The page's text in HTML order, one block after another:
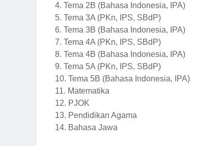
4. Tema 2B (Bahasa Indonesia, IPA)
5. Tema 3A (PKn, IPS, SBdP)
6. Tema 3B (Bahasa Indonesia, IPA)
7. Tema 4A (PKn, IPS, SBdP)
8. Tema 4B (Bahasa Indonesia, IPA)
9. Tema 5A (PKn, IPS, SBdP)
10. Tema 5B (Bahasa Indonesia, IPA)
11. Matematika
12. PJOK
13. Pendidikan Agama
14. Bahasa Jawa